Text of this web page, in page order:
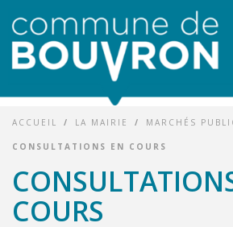
ACCUEIL / LA MAIRIE / MARCHÉS
CONSULTATIONS EN COURS
COURS